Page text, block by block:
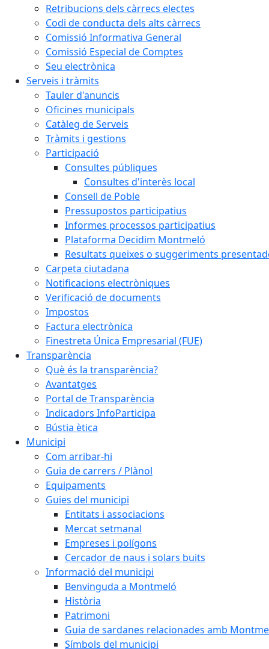
Retribucions dels càrrecs electes
Codi de conducta dels alts càrrecs
Comissió Informativa General
Comissió Especial de Comptes
Seu electrònica
Serveis i tràmits
Tauler d'anuncis
Oficines municipals
Catàleg de Serveis
Tràmits i gestions
Participació
Consultes públiques
Consultes d'interès local
Consell de Poble
Pressupostos participatius
Informes processos participatius
Plataforma Decidim Montmeló
Resultats queixes o suggeriments
Carpeta ciutadana
Notificacions electròniques
Verificació de documents
Impostos
Factura electrònica
Finestreta Única Empresarial (FUE)
Transparència
Què és la transparència?
Avantatges
Portal de Transparència
Indicadors InfoParticipa
Bústia ètica
Municipi
Com arribar-hi
Guia de carrers / Plànol
Equipaments
Guies del municipi
Entitats i associacions
Mercat setmanal
Empreses i polígons
Cercador de naus i solars buits
Informació del municipi
Benvinguda a Montmeló
Història
Patrimoni
Guia de sardanes relacionades amb
Símbols del municipi